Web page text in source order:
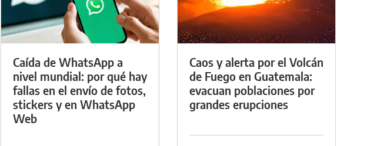
Caída de WhatsApp a
nivel mundial: por qué hay
fallas en el envío de fotos,
stickers y en WhatsApp
Web
Caos y alerta por el Volcán
de Fuego en Guatemala:
evacuan poblaciones por
grandes erupciones